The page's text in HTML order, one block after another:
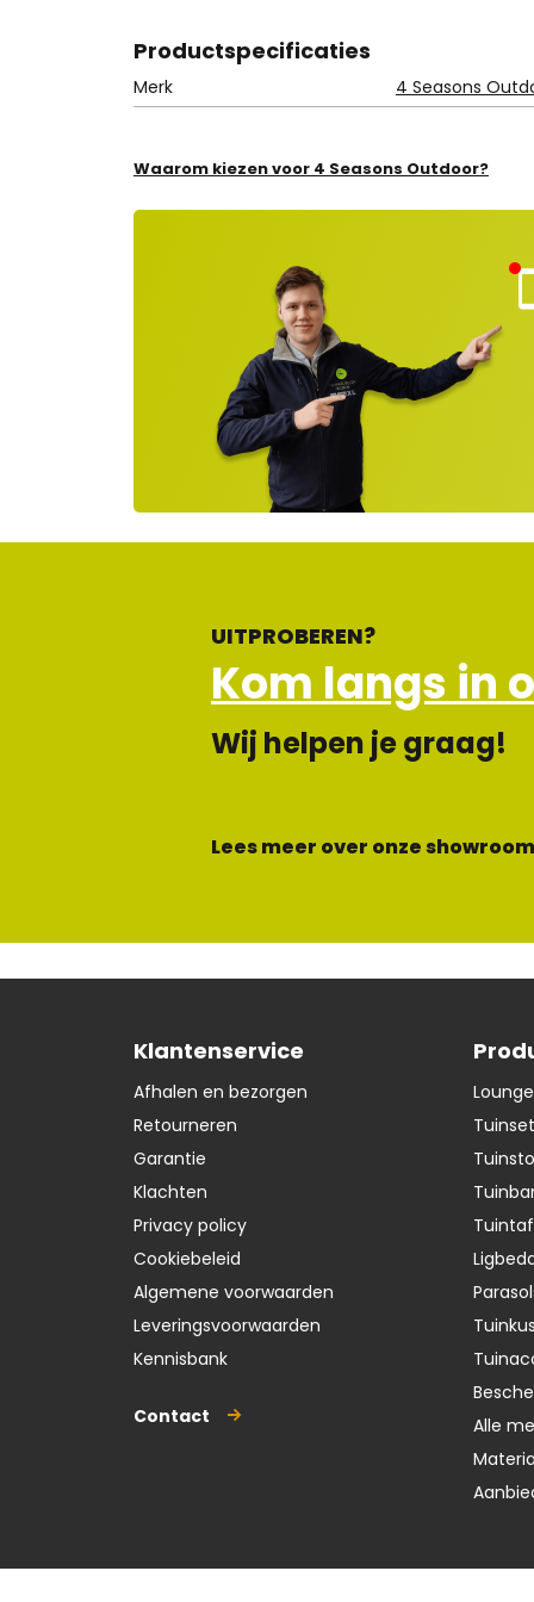
Productspecificaties
Merk 4 Seasons
Waarom kiezen voor 4 Seasons Outdoor?
UITPROBEREN?
Kom langs in
Wij helpen je graag!
Lees meer over onze
Klantenservice
Afhalen en bezorgen
Retourneren
Garantie
Klachten
Privacy policy
Cookiebeleid
Algemene voorwaarden
Leveringsvoorwaarden
Kennisbank
Contact
Alle